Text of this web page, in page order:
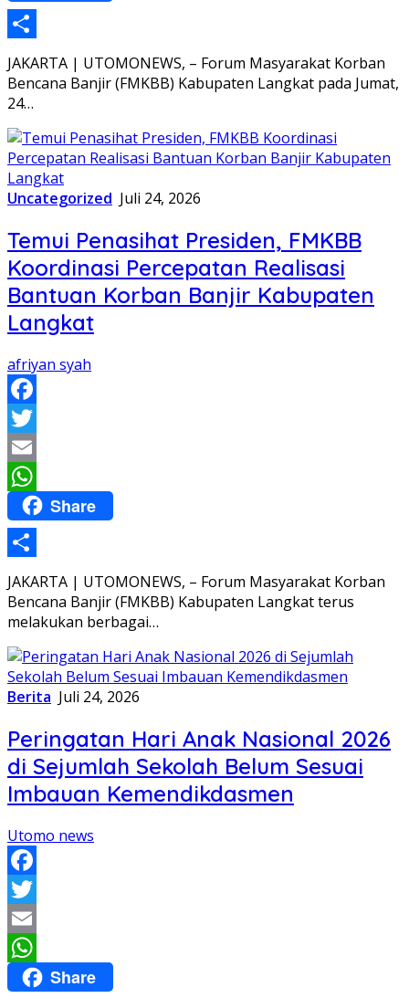
Share
JAKARTA | UTOMONEWS, – Forum Masyarakat Korban
Bencana Banjir (FMKBB) Kabupaten Langkat pada Jumat,
24…
Uncategorized Juli 24, 2026
Temui Penasihat Presiden, FMKBB
Koordinasi Percepatan Realisasi
Bantuan Korban Banjir Kabupaten
Langkat
afriyan syah
Facebook
Twitter
Email
WhatsApp
Share
Share
JAKARTA | UTOMONEWS, – Forum Masyarakat Korban
Bencana Banjir (FMKBB) Kabupaten Langkat terus
melakukan berbagai…
Berita Juli 24, 2026
Peringatan Hari Anak Nasional 2026
di Sejumlah Sekolah Belum Sesuai
Imbauan Kemendikdasmen
Utomo news
Facebook
Twitter
Email
WhatsApp
Share